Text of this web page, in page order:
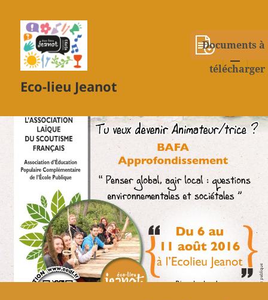
Eco-lieu Jeanot
MENU
Documents à
télécharger